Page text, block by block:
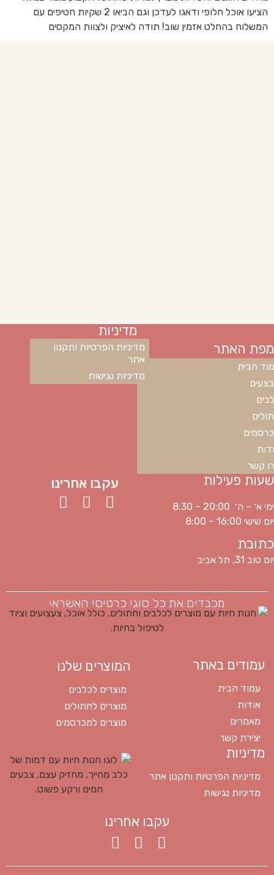
הציעו אוכל חלופי ודאגו לעדכן וגם הביאו 2 שקיות חטיפים עם
המשלוח בהחלט אזמין שוב! תודה לאיציק ולצוות המקסים
מפת האתר
הבית
קשר
מדיניות
מדיניות הפרטיות ותקנון
אתר
מדיניות נגישות
שעות פעילות
ימי א׳ – ה׳ 20:00 – 8:30
יום שישי 16:00 – 8:00
כתובת
יום טוב 31, תל אביב
עקבו אחרינו
מכבדים את כל סוגי כרטיסי האשראי
עמודים באתר
עמוד הבית
אודות
מאמרים
יצירת קשר
המוצרים שלנו
מוצרים לכלבים
מוצרים לחתולים
מוצרים למכרסמים
מדיניות
מדיניות הפרטיות ותקנון אתר
מדיניות נגישות
עקבו אחרינו